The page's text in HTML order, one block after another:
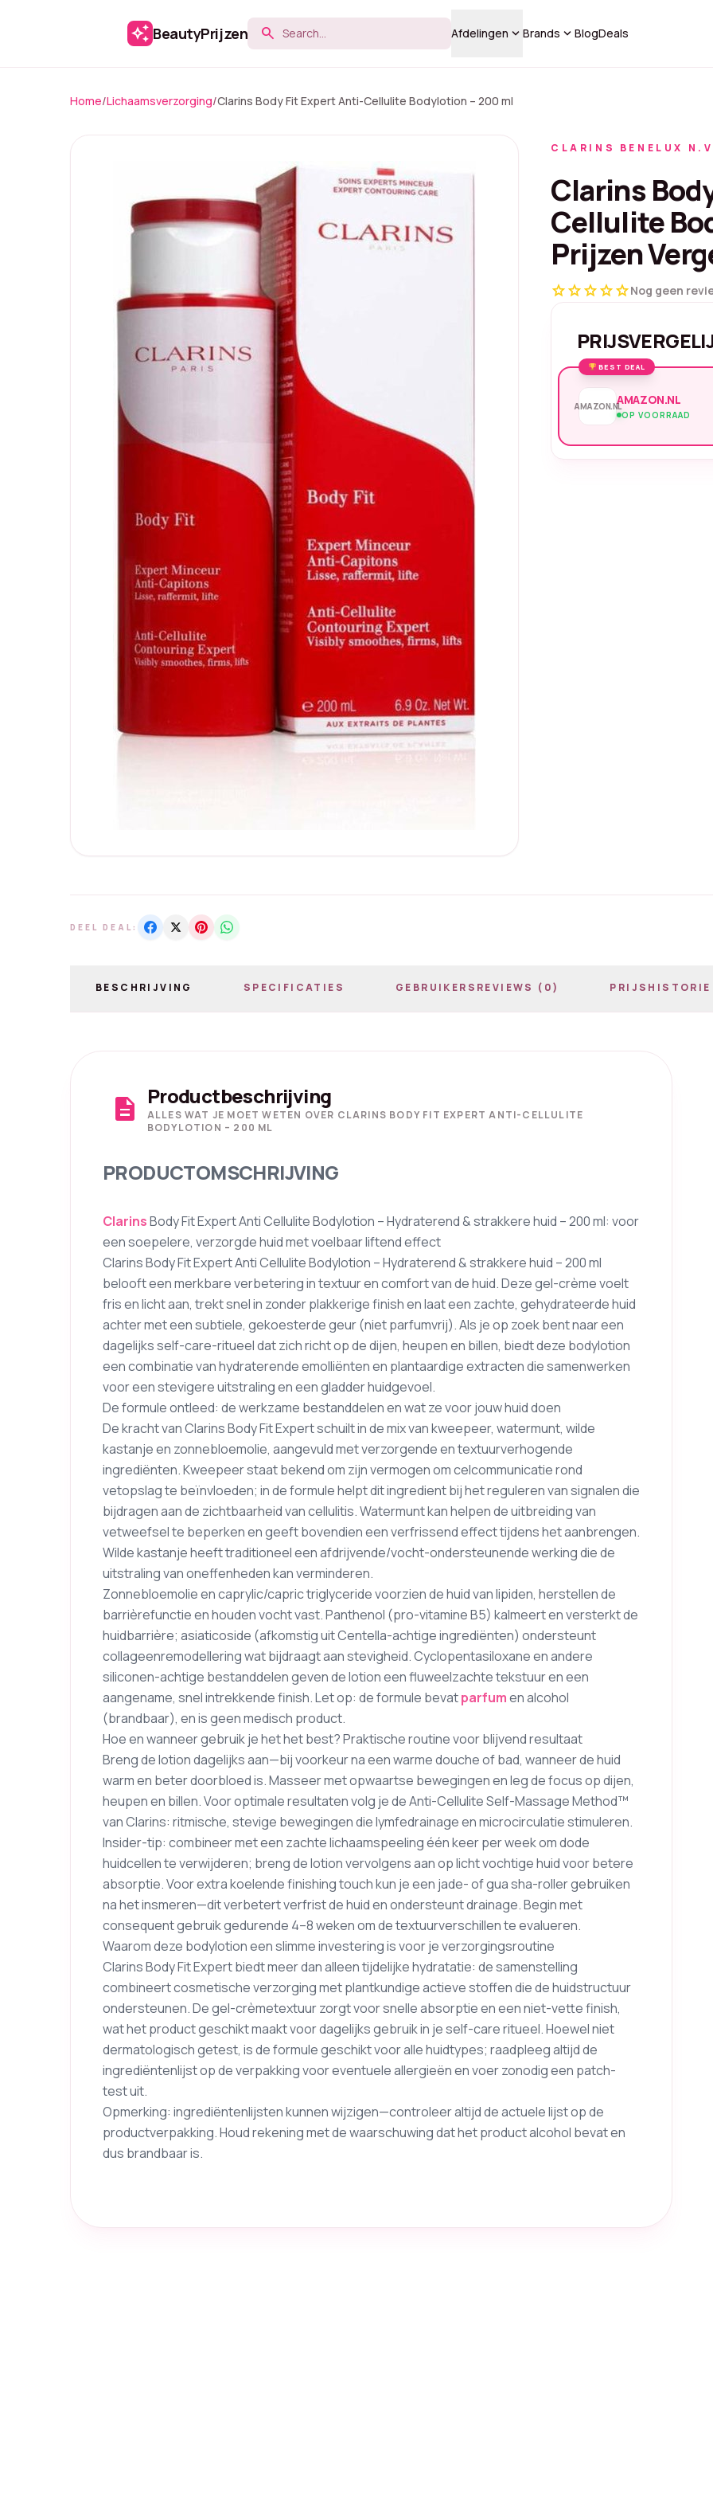
auto_awesome BeautyPrijzen search Afdelingen keyboard_arrow_downBrands keyboard_arrow_downBlogDeals
Home/Lichaamsverzorging/Clarins Body Fit Expert Anti-Cellulite Bodylotion – 200 ml
CLARINS BENELUX
Clarins
Cellulite
Prijzen
starstarstarstarstarNog geen
BEST DEAL
AMAZON.NLAMAZON.NL
OP VOORRAAD
DEEL DEAL:
BESCHRIJVING SPECIFICATIES GEBRUIKERSREVIEWS (0) PRIJSHISTORIE
description Productbeschrijving
ALLES WAT JE MOET WETEN OVER CLARINS BODY FIT EXPERT ANTI-CELLULITE
BODYLOTION – 200 ML
PRODUCTOMSCHRIJVING
ClarinsBody Fit Expert Anti Cellulite Bodylotion – Hydraterend & strakkere huid – 200 ml: voor
een soepelere, verzorgde huid met voelbaar liftend effect
Clarins Body Fit Expert Anti Cellulite Bodylotion – Hydraterend & strakkere huid – 200 ml
belooft een merkbare verbetering in textuur en comfort van de huid. Deze gel-crème voelt
fris en licht aan, trekt snel in zonder plakkerige finish en laat een zachte, gehydrateerde huid
achter met een subtiele, gekoesterde geur (niet parfumvrij). Als je op zoek bent naar een
dagelijks self-care-ritueel dat zich richt op de dijen, heupen en billen, biedt deze bodylotion
een combinatie van hydraterende emolliënten en plantaardige extracten die samenwerken
voor een stevigere uitstraling en een gladder huidgevoel.
De formule ontleed: de werkzame bestanddelen en wat ze voor jouw huid doen
De kracht van Clarins Body Fit Expert schuilt in de mix van kweepeer, watermunt, wilde
kastanje en zonnebloemolie, aangevuld met verzorgende en textuurverhogende
ingrediënten. Kweepeer staat bekend om zijn vermogen om celcommunicatie rond
vetopslag te beïnvloeden; in de formule helpt dit ingredient bij het reguleren van signalen die
bijdragen aan de zichtbaarheid van cellulitis. Watermunt kan helpen de uitbreiding van
vetweefsel te beperken en geeft bovendien een verfrissend effect tijdens het aanbrengen.
Wilde kastanje heeft traditioneel een afdrijvende/vocht-ondersteunende werking die de
uitstraling van oneffenheden kan verminderen.
Zonnebloemolie en caprylic/capric triglyceride voorzien de huid van lipiden, herstellen de
barrièrefunctie en houden vocht vast. Panthenol (pro-vitamine B5) kalmeert en versterkt de
huidbarrière; asiaticoside (afkomstig uit Centella-achtige ingrediënten) ondersteunt
collageenremodellering wat bijdraagt aan stevigheid. Cyclopentasiloxane en andere
siliconen-achtige bestanddelen geven de lotion een fluweelzachte tekstuur en een
aangename, snel intrekkende finish. Let op: de formule bevatparfumen alcohol
(brandbaar), en is geen medisch product.
Hoe en wanneer gebruik je het het best? Praktische routine voor blijvend resultaat
Breng de lotion dagelijks aan—bij voorkeur na een warme douche of bad, wanneer de huid
warm en beter doorbloed is. Masseer met opwaartse bewegingen en leg de focus op dijen,
heupen en billen. Voor optimale resultaten volg je de Anti-Cellulite Self-Massage Method™
van Clarins: ritmische, stevige bewegingen die lymfedrainage en microcirculatie stimuleren.
Insider-tip: combineer met een zachte lichaamspeeling één keer per week om dode
huidcellen te verwijderen; breng de lotion vervolgens aan op licht vochtige huid voor betere
absorptie. Voor extra koelende finishing touch kun je een jade- of gua sha-roller gebruiken
na het insmeren—dit verbetert verfrist de huid en ondersteunt drainage. Begin met
consequent gebruik gedurende 4–8 weken om de textuurverschillen te evalueren.
Waarom deze bodylotion een slimme investering is voor je verzorgingsroutine
Clarins Body Fit Expert biedt meer dan alleen tijdelijke hydratatie: de samenstelling
combineert cosmetische verzorging met plantkundige actieve stoffen die de huidstructuur
ondersteunen. De gel-crèmetextuur zorgt voor snelle absorptie en een niet-vette finish,
wat het product geschikt maakt voor dagelijks gebruik in je self-care ritueel. Hoewel niet
dermatologisch getest, is de formule geschikt voor alle huidtypes; raadpleeg altijd de
ingrediëntenlijst op de verpakking voor eventuele allergieën en voer zonodig een patch-
test uit.
Opmerking: ingrediëntenlijsten kunnen wijzigen—controleer altijd de actuele lijst op de
productverpakking. Houd rekening met de waarschuwing dat het product alcohol bevat en
dus brandbaar is.